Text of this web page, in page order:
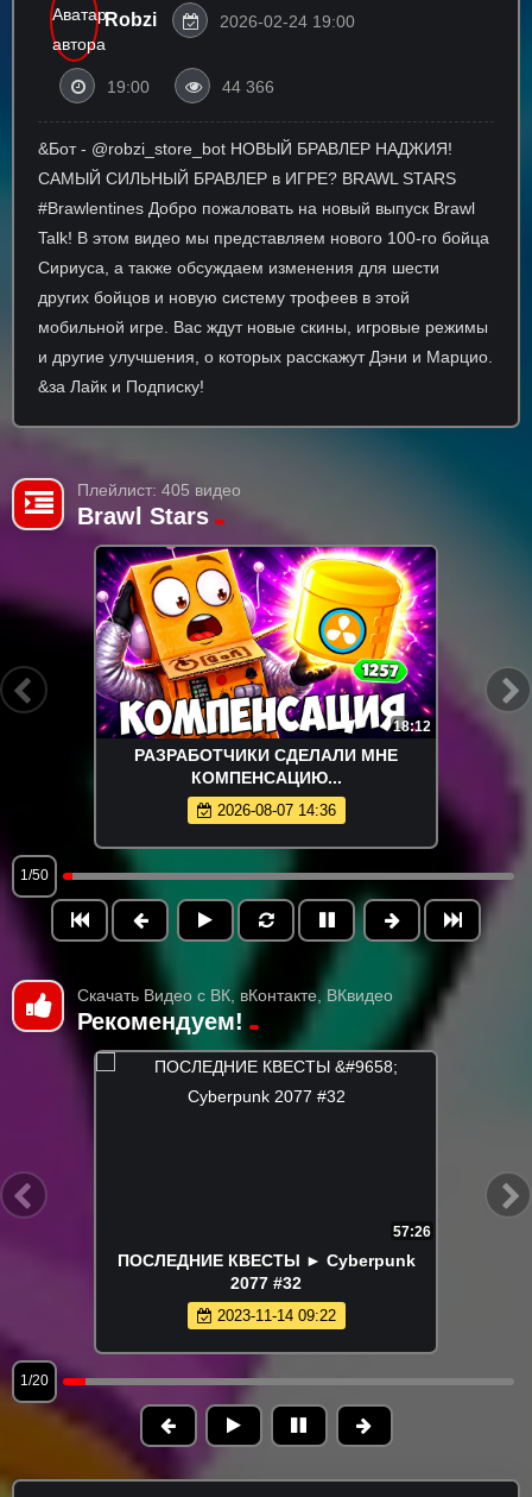
Robzi 2026-02-24 19:00
19:00 44 366
&Бот - @robzi_store_bot НОВЫЙ БРАВЛЕР НАДЖИЯ!
САМЫЙ СИЛЬНЫЙ БРАВЛЕР в ИГРЕ? BRAWL STARS
#Brawlentines Добро пожаловать на новый выпуск Brawl
Talk! В этом видео мы представляем нового 100-го бойца
Сириуса, а также обсуждаем изменения для шести
других бойцов и новую систему трофеев в этой
мобильной игре. Вас ждут новые скины, игровые режимы
и другие улучшения, о которых расскажут Дэни и Марцио.
&за Лайк и Подписку!
Плейлист: 405 видео
Brawl Stars
18:12
РАЗРАБОТЧИКИ СДЕЛАЛИ МНЕ
КОМПЕНСАЦИЮ...
2026-08-07 14:36
1/50
Скачать Видео с ВК, вКонтакте, ВКвидео
Рекомендуем!
57:26
ПОСЛЕДНИЕ КВЕСТЫ ► Cyberpunk
2077 #32
2023-11-14 09:22
1/20